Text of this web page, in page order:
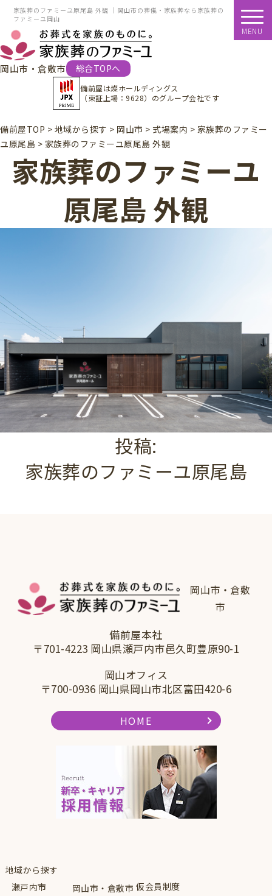
家族葬のファミーユ原尾島 外観 ｜岡山市の葬儀・家族葬なら家族葬の
ファミーユ岡山
総合TOPへ
岡山市・倉敷市
備前屋は燦ホールディングス
（東証上場：9628） のグループ会社です
MENU
備前屋TOP > 地域から探す > 岡山市 > 式場案内 > 家族葬のファミー
ユ原尾島 > 家族葬のファミーユ原尾島 外観
家族葬のファミーユ
原尾島 外観
投稿:
家族葬のファミーユ原尾島
岡山市・倉敷
市
備前屋本社
〒701-4223 岡山県瀬戸内市邑久町豊原90-1
岡山オフィス
〒700-0936 岡山県岡山市北区富田420-6
HOME
地域から探す
瀬戸内市
岡山市・倉敷市 仮会員制度